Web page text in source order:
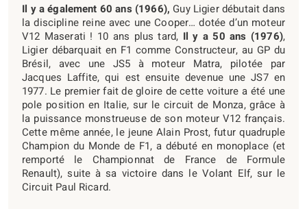
Il y a également 60 ans (1966), Guy Ligier débutait dans
la discipline reine avec une Cooper… dotée d’un moteur
V12 Maserati ! 10 ans plus tard, Il y a 50 ans (1976),
Ligier débarquait en F1 comme Constructeur, au GP du
Brésil, avec une JS5 à moteur Matra, pilotée par
Jacques Laffite, qui est ensuite devenue une JS7 en
1977. Le premier fait de gloire de cette voiture a été une
pole position en Italie, sur le circuit de Monza, grâce à
la puissance monstrueuse de son moteur V12 français.
Cette même année, le jeune Alain Prost, futur quadruple
Champion du Monde de F1, a débuté en monoplace (et
remporté le Championnat de France de Formule
Renault), suite à sa victoire dans le Volant Elf, sur le
Circuit Paul Ricard.